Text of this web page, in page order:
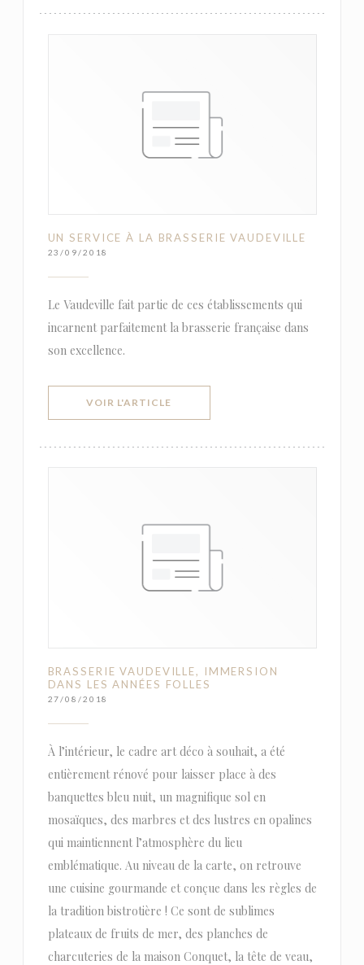
UN SERVICE À LA BRASSERIE VAUDEVILLE
23/09/2018
Le Vaudeville fait partie de ces établissements qui
incarnent parfaitement la brasserie française dans
son excellence.
VOIR L'ARTICLE
BRASSERIE VAUDEVILLE, IMMERSION
DANS LES ANNÉES FOLLES
27/08/2018
À l’intérieur, le cadre art déco à souhait, a été
entièrement rénové pour laisser place à des
banquettes bleu nuit, un magnifique sol en
mosaïques, des marbres et des lustres en opalines
qui maintiennent l’atmosphère du lieu
emblématique. Au niveau de la carte, on retrouve
une cuisine gourmande et conçue dans les règles de
la tradition bistrotière ! Ce sont de sublimes
plateaux de fruits de mer, des planches de
charcuteries de la maison Conquet, la tête de veau,